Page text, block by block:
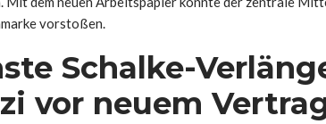
vorstoßen.
Schalke-
vor neuem